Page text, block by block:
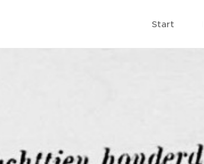
Start